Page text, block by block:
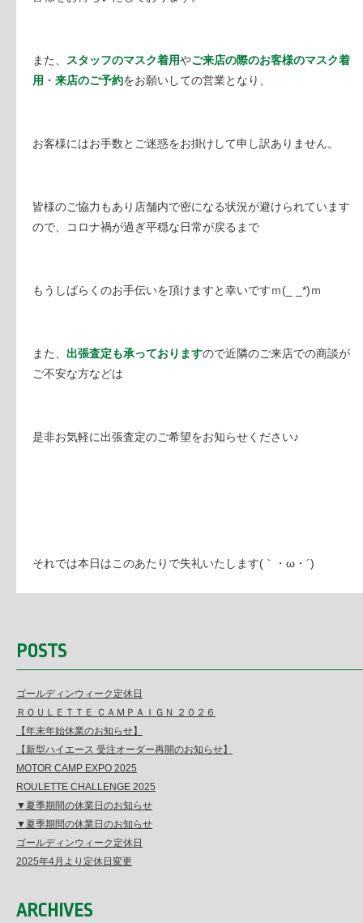
また、 スタッフのマスク着用やご来店の際のお客様のマスク着
用 ・ 来店のご予約をお願いしての営業となり、
お客様にはお手数とご迷惑をお掛けして申し訳ありません。
皆様のご協力もあり店舗内で密になる状況が避けられています
ので、コロナ禍が過ぎ平穏な日常が戻るまで
もうしばらくのお手伝いを頂けますと幸いですｍ(_ _*)ｍ
また、 出張査定も承っておりますので近隣のご来店での商談が
ご不安な方などは
是非お気軽に出張査定のご希望をお知らせください♪
それでは本日はこのあたりで失礼いたします(｀・ω・´)
POSTS
ゴールディンウィーク定休日
ＲＯＵＬＥＴＴＥ ＣＡＭＰＡＩＧＮ ２０２６
【年末年始休業のお知らせ】
【新型ハイエース 受注オーダー再開のお知らせ】
MOTOR CAMP EXPO 2025
ROULETTE CHALLENGE 2025
▼夏季期間の休業日のお知らせ
▼夏季期間の休業日のお知らせ
ゴールディンウィーク定休日
2025年4月より定休日変更
ARCHIVES